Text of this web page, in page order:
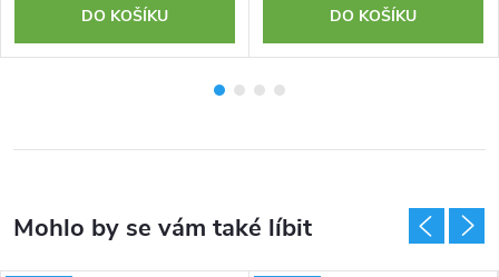
DO KOŠÍKU DO KOŠÍKU